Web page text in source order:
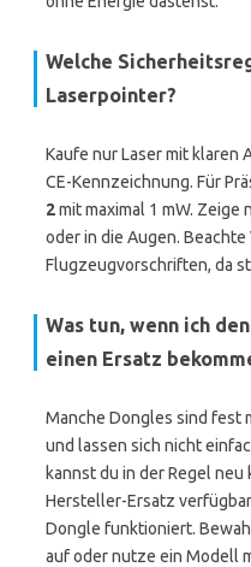
Welche
Laserpointer?
Kaufe nur Laser mit klaren
CE-Kennzeichnung. Für
2mit maximal 1 mW. Zeige
oder in die Augen.
Flugzeugvorschriften, da
Was tun, wenn ich
einen Ersatz
Manche Dongles sind fest
und lassen sich nicht
kannst du in der Regel neu
Hersteller-Ersatz
Dongle funktioniert.
auf oder nutze ein Modell